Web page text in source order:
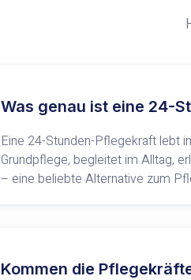
Was genau ist eine 24-
Eine 24-Stunden-Pflegekraft lebt
Grundpflege, begleitet im Alltag,
– eine beliebte Alternative zum
Kommen die